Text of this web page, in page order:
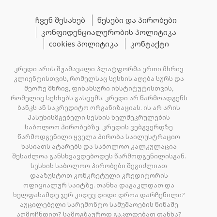
ჩვენ შესახებ
წესები და პირობები
კონფიდენციალურობის პოლიტიკა
cookies პოლიტიკა
კონტაქტი
კრედი არის შუამავალი პლატფორმა ერთი მხრივ
კლიენტისთვის, რომელსაც სესხის აღება სურს და
მეორე მხრივ, ფინანსური ინსტიტუტისთვის,
რომელიც სესხებს გასცემს. კრედი არ წარმოადგენს
ბანკს ან საკრედიტო ორგანიზაციას. ის არ არის
პასუხისმგებელი სესხის ხელშეკრულების
საბოლოო პირობებზე. კრედის ვებგვერდზე
წარმოდგენილი ყველა პირობა საილუსტრაციო
ხასიათს ატარებს და საბოლოო კალკულაცია
შესაძლოა განსხვავდებოდეს წარმოდგენილისგან.
სესხის საბოლოო პირობები შეგიძლიათ
დააზუსტოთ კონკრეტული კრედიტორის
ოფიციალურ საიტზე. თანხა დაგაკლდათ და
ხელფასამდე ჯერ კიდევ დიდი დროა დარჩენილი?
აუცილებელი სარემონტო სამუშაოების წინაშე
აღმოჩნდით? სამოგზაუროდ გაკლდებათ თანხა?